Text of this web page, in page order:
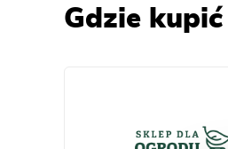
Gdzie